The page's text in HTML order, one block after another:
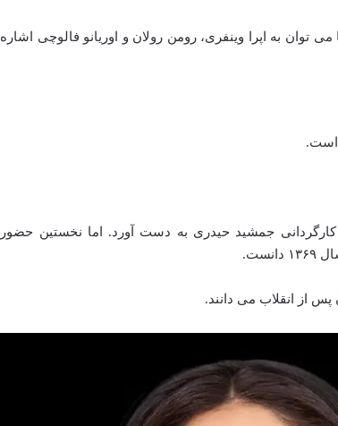
به اپرا وینفری، رومن رولان و اوریانو فالوچی اشاره
سال ۱۳۶۸ در فیلم وسوسه به کارگردانی جمشید حیدری به دست آورد. اما نخستین حضور
از انقلاب می‌ دانند.